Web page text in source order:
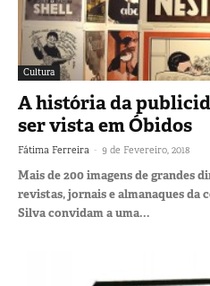
Cultura
A história da
ser vista em Óbidos
Fátima Ferreira - 9 de Fevereiro, 2018
Mais de 200 imagens de grandes
revistas, jornais e almanaques da
Silva convidam a uma...